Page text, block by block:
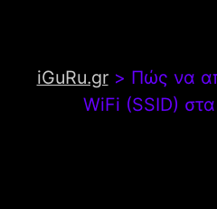
iGuRu.gr> Πώς να
WiFi (SSID)